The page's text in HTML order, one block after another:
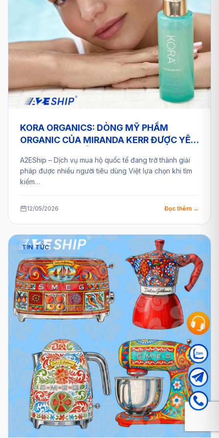
KORA ORGANICS: DÒNG MỸ PHẨM
ORGANIC CỦA MIRANDA KERR ĐƯỢC YÊU
TỪ A2ESHIP
A2EShip – Dịch vụ mua hộ quốc tế đang trở thành giải
pháp được nhiều người tiêu dùng Việt lựa chọn khi tìm
kiếm…
12/05/2026 Đọc thêm →
TIN TỨC